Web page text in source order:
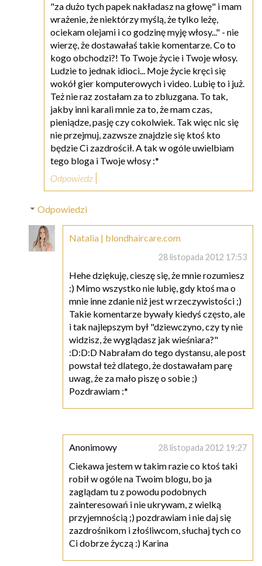
"za dużo tych papek nakładasz na głowę" i mam
wrażenie, że niektórzy myślą, że tylko leżę,
ociekam olejami i co godzinę myję włosy..." - nie
wierzę, że dostawałaś takie komentarze. Co to
kogo obchodzi?! To Twoje życie i Twoje włosy.
Ludzie to jednak idioci... Moje życie kręci się
wokół gier komputerowych i video. Lubię to i już.
Też nie raz zostałam za to zbluzgana. To tak,
jakby inni karali mnie za to, że mam czas,
pieniądze, pasję czy cokolwiek. Tak więc nic się
nie przejmuj, zazwsze znajdzie się ktoś kto
będzie Ci zazdrościł. A tak w ogóle uwielbiam
tego bloga i Twoje włosy :*
Odpowiedz
Odpowiedzi
Natalia | blondhaircare.com
28 listopada 2012 17:53
Hehe dziękuję, cieszę się, że mnie rozumiesz
:) Mimo wszystko nie lubię, gdy ktoś ma o
mnie inne zdanie niż jest w rzeczywistości ;)
Takie komentarze bywały kiedyś często, ale
i tak najlepszym był "dziewczyno, czy ty nie
widzisz, że wyglądasz jak wieśniara?"
:D:D:D Nabrałam do tego dystansu, ale post
powstał też dlatego, że dostawałam parę
uwag, że za mało piszę o sobie ;)
Pozdrawiam :*
Anonimowy 28 listopada 2012 19:27
Ciekawa jestem w takim razie co ktoś taki
robił w ogóle na Twoim blogu, bo ja
zaglądam tu z powodu podobnych
zainteresowań i nie ukrywam, z wielką
przyjemnością ;) pozdrawiam i nie daj się
zazdrośnikom i złośliwcom, słuchaj tych co
Ci dobrze życzą :) Karina